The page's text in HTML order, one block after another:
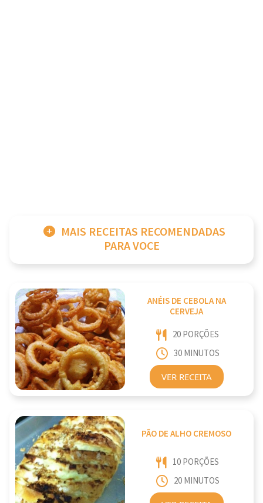
MAIS RECEITAS RECOMENDADAS
PARA VOCE
ANÉIS DE CEBOLA NA
CERVEJA
20 PORÇÕES
30 MINUTOS
VER RECEITA
PÃO DE ALHO CREMOSO
10 PORÇÕES
20 MINUTOS